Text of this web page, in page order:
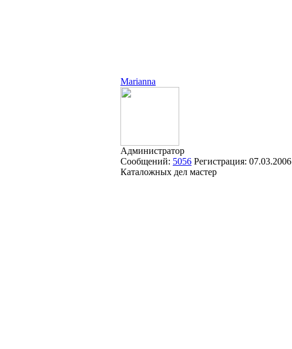
Marianna
Администратор
Сообщений: 5056 Регистрация: 07.03.2006
Каталожных дел мастер